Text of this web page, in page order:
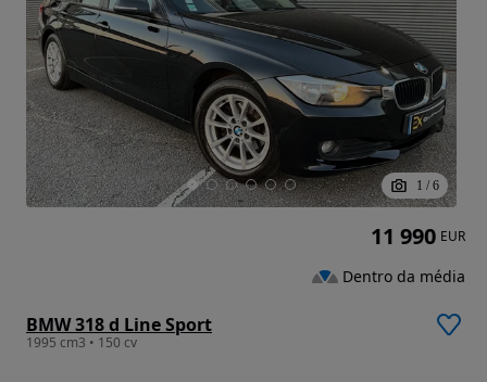
1 / 6
BMW 318 d Line Sport
1995 cm3 • 150 cv
11 990 EUR
Dentro da média